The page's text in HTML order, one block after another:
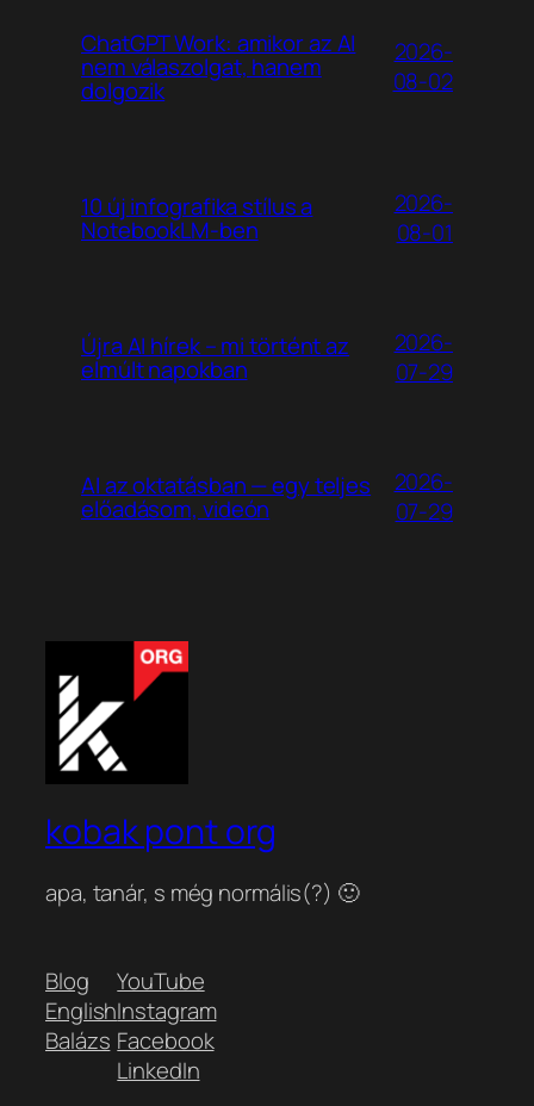
ChatGPT Work: amikor az AI
nem válaszolgat, hanem
dolgozik
2026-
08-02
10 új infografika stílus a
NotebookLM-ben
2026-
08-01
Újra AI hírek – mi történt az
elmúlt napokban
2026-
07-29
AI az oktatásban — egy teljes
előadásom, videón
2026-
07-29
kobak pont org
apa, tanár, s még normális(?) 🙂
Blog
English
Balázs
YouTube
Instagram
Facebook
LinkedIn